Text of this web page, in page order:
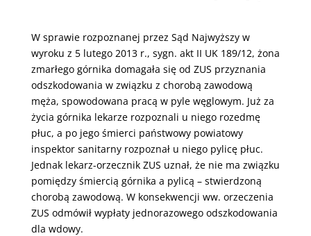
W sprawie rozpoznanej przez Sąd Najwyższy w
wyroku z 5 lutego 2013 r., sygn. akt II UK 189/12, żona
zmarłego górnika domagała się od ZUS przyznania
odszkodowania w związku z chorobą zawodową
męża, spowodowana pracą w pyle węglowym. Już za
życia górnika lekarze rozpoznali u niego rozedmę
płuc, a po jego śmierci państwowy powiatowy
inspektor sanitarny rozpoznał u niego pylicę płuc.
Jednak lekarz-orzecznik ZUS uznał, że nie ma związku
pomiędzy śmiercią górnika a pylicą – stwierdzoną
chorobą zawodową. W konsekwencji ww. orzeczenia
ZUS odmówił wypłaty jednorazowego odszkodowania
dla wdowy.